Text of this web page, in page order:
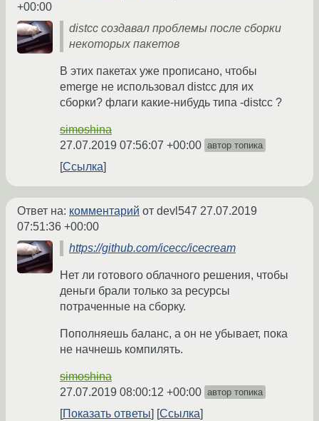
+00:00
distcc создавал проблемы после сборки
некоторых пакетов
В этих пакетах уже прописано, чтобы
emerge не использовал distcc для их
сборки? флаги какие-нибудь типа -distcc ?
simoshina
27.07.2019 07:56:07 +00:00 автор топика
Ссылка
Ответ на: комментарий от devl547 27.07.2019
07:51:36 +00:00
https://github.com/icecc/icecream
Нет ли готового облачного решения, чтобы
деньги брали только за ресурсы
потраченные на сборку.
Пополняешь баланс, а он не убывает, пока
не начнешь компилять.
simoshina
27.07.2019 08:00:12 +00:00 автор топика
Показать ответы Ссылка